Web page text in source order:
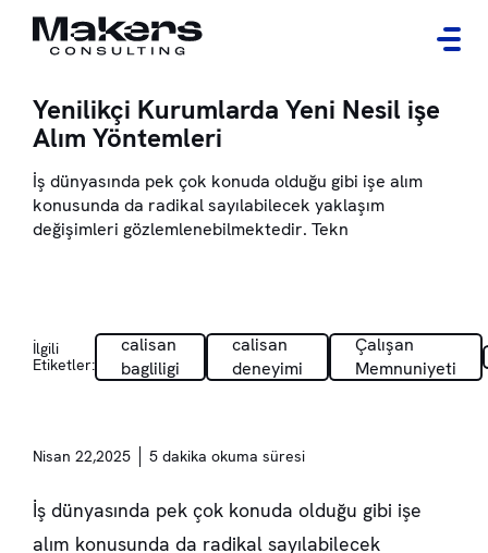
Yenilikçi Kurumlarda Yeni Nesil işe
Alım Yöntemleri
İş dünyasında pek çok konuda olduğu gibi işe alım
konusunda da radikal sayılabilecek yaklaşım
değişimleri gözlemlenebilmektedir. Tekn
İlgili
Etiketler:
calisan
bagliligi
calisan
deneyimi
Çalışan
Memnuniyeti
Nisan 22,2025 5 dakika okuma süresi
İş dünyasında pek çok konuda olduğu gibi işe
alım konusunda da radikal sayılabilecek